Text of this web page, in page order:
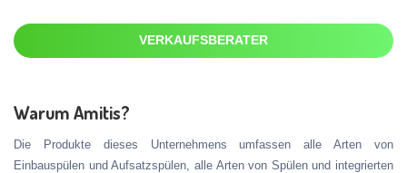
VERKAUFSBERATER
Warum Amitis?
Die Produkte dieses Unternehmens umfassen alle Arten von
Einbauspülen und Aufsatzspülen, alle Arten von Spülen und integrierten